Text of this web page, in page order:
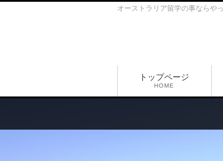
オーストラリア留学の事ならや
トップページ
HOME